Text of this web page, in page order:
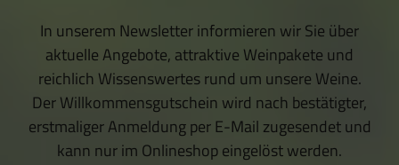
In unserem Newsletter informieren wir Sie über
aktuelle Angebote, attraktive Weinpakete und
reichlich Wissenswertes rund um unsere Weine.
Der Willkommensgutschein wird nach bestätigter,
erstmaliger Anmeldung per E-Mail zugesendet und
kann nur im Onlineshop eingelöst werden.